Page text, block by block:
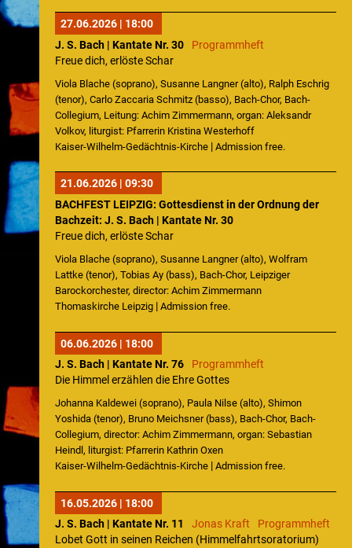
27.06.2026 | 18:00
J. S. Bach | Kantate Nr. 30
Programmheft
Freue dich, erlöste Schar
Viola Blache (soprano), Susanne Langner (alto), Ralph Eschrig
(tenor), Carlo Zaccaria Schmitz (basso), Bach-Chor, Bach-
Collegium, Leitung: Achim Zimmermann, organ: Aleksandr
Volkov, liturgist: Pfarrerin Kristina Westerhoff
Kaiser-Wilhelm-Gedächtnis-Kirche | Admission free.
21.06.2026 | 09:30
BACHFEST LEIPZIG: Gottesdienst in der Ordnung der
Bachzeit: J. S. Bach | Kantate Nr. 30
Freue dich, erlöste Schar
Viola Blache (soprano), Susanne Langner (alto), Wolfram
Lattke (tenor), Tobias Ay (bass), Bach-Chor, Leipziger
Barockorchester, director: Achim Zimmermann
Thomaskirche Leipzig | Admission free.
06.06.2026 | 18:00
J. S. Bach | Kantate Nr. 76
Programmheft
Die Himmel erzählen die Ehre Gottes
Johanna Kaldewei (soprano), Paula Nilse (alto), Shimon
Yoshida (tenor), Bruno Meichsner (bass), Bach-Chor, Bach-
Collegium, director: Achim Zimmermann, organ: Sebastian
Heindl, liturgist: Pfarrerin Kathrin Oxen
Kaiser-Wilhelm-Gedächtnis-Kirche | Admission free.
16.05.2026 | 18:00
J. S. Bach | Kantate Nr. 11 Jonas Kraft
Programmheft
Lobet Gott in seinen Reichen (Himmelfahrtsoratorium)